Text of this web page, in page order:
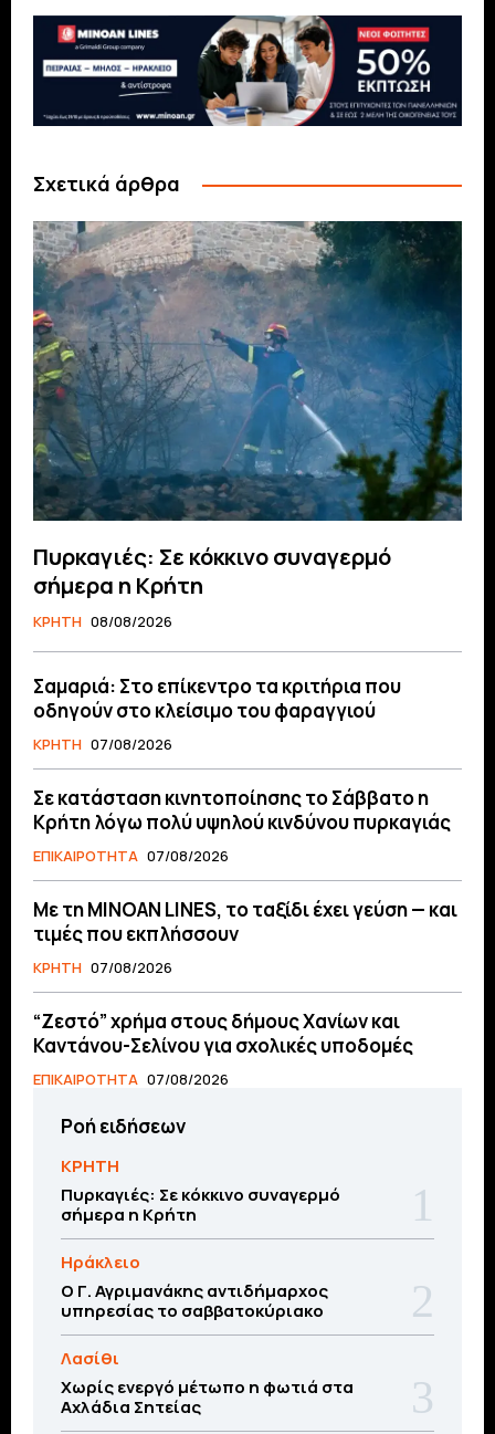
Σχετικά άρθρα
Πυρκαγιές: Σε κόκκινο συναγερμό
σήμερα η Κρήτη
ΚΡΗΤΗ 08/08/2026
Σαμαριά: Στο επίκεντρο τα κριτήρια που
οδηγούν στο κλείσιμο του φαραγγιού
ΚΡΗΤΗ 07/08/2026
Σε κατάσταση κινητοποίησης το Σάββατο η
Κρήτη λόγω πολύ υψηλού κινδύνου πυρκαγιάς
ΕΠΙΚΑΙΡΟΤΗΤΑ 07/08/2026
Με τη MINOAN LINES, το ταξίδι έχει γεύση — και
τιμές που εκπλήσσουν
ΚΡΗΤΗ 07/08/2026
“Ζεστό” χρήμα στους δήμους Χανίων και
Καντάνου-Σελίνου για σχολικές υποδομές
ΕΠΙΚΑΙΡΟΤΗΤΑ 07/08/2026
Ροή ειδήσεων
ΚΡΗΤΗ
Πυρκαγιές: Σε κόκκινο συναγερμό
σήμερα η Κρήτη
Ηράκλειο
Ο Γ. Αγριμανάκης αντιδήμαρχος
υπηρεσίας το σαββατοκύριακο
Λασίθι
Χωρίς ενεργό μέτωπο η φωτιά στα
Αχλάδια Σητείας